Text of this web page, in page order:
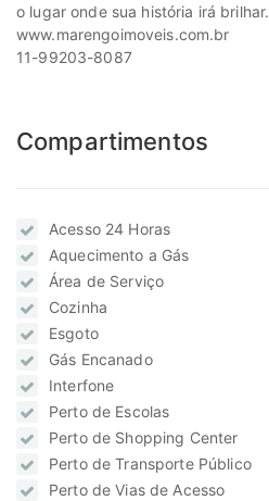
o lugar onde sua história irá brilhar.
www.marengoimoveis.com.br
11-99203-8087
Compartimentos
Acesso 24 Horas
Aquecimento a Gás
Área de Serviço
Cozinha
Esgoto
Gás Encanado
Interfone
Perto de Escolas
Perto de Shopping Center
Perto de Transporte Público
Perto de Vias de Acesso